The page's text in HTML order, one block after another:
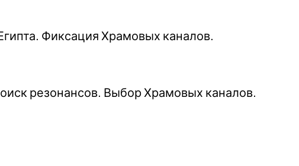
Фиксация Храмовых каналов.
резонансов. Выбор Храмовых каналов.